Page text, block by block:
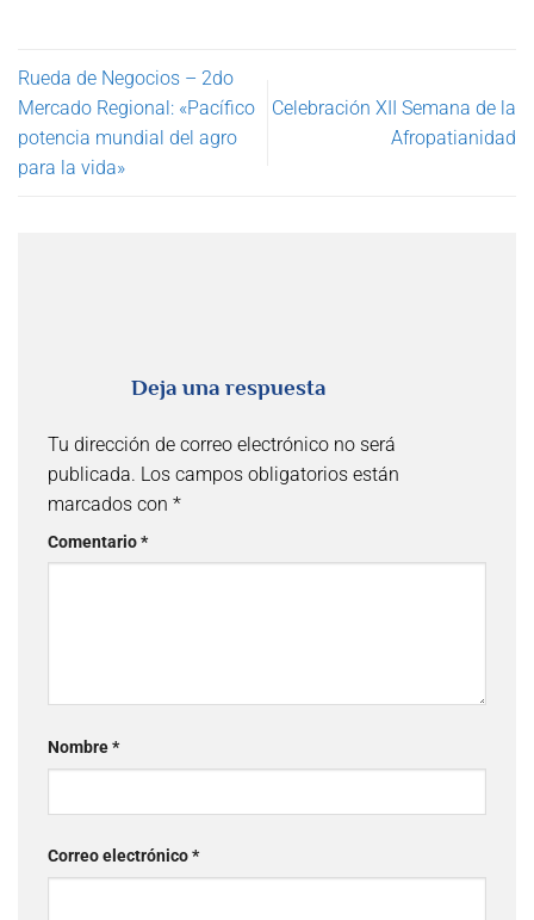
Rueda de Negocios – 2do
Mercado Regional: «Pacífico
potencia mundial del agro
para la vida»
Celebración XII Semana de la
Afropatianidad
Deja una respuesta
Tu dirección de correo electrónico no será
publicada. Los campos obligatorios están
marcados con *
Comentario*
Nombre*
Correo electrónico*